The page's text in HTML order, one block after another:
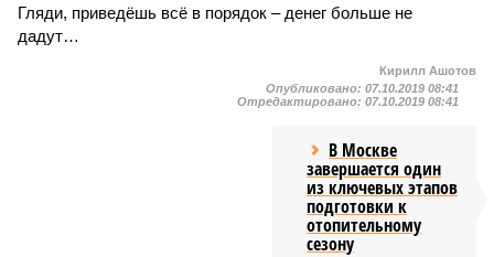
Гляди, приведёшь всё в порядок – денег больше не
дадут…
Кирилл Ашотов
Опубликовано: 07.10.2019 08:41
Отредактировано: 07.10.2019 08:41
В Москве
завершается один
из ключевых этапов
подготовки к
отопительному
сезону